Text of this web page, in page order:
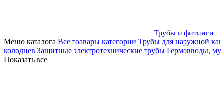
Трубы и фитинги
Меню каталога Все тоавары категории Трубы для наружной
колодцев Защитные электротехнические трубы Гермовводы,
Показать все